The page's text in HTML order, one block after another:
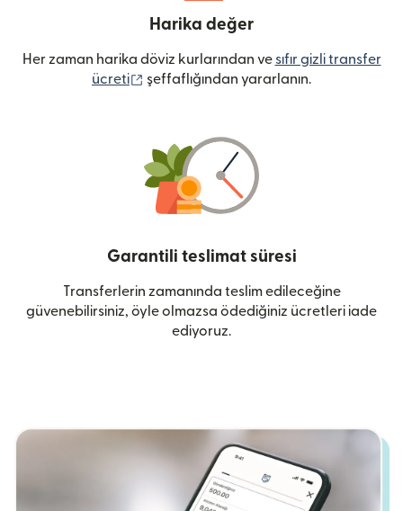
Harika değer
Her zaman harika döviz kurlarından ve sıfır gizli transfer
ücreti
(yeni pencerede açılır)
şeffaflığından yararlanın.
Garantili teslimat süresi
Transferlerin zamanında teslim edileceğine
güvenebilirsiniz, öyle olmazsa ödediğiniz ücretleri iade
ediyoruz.